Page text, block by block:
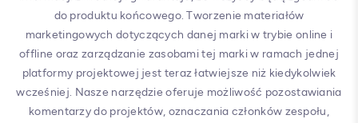
do produktu końcowego. Tworzenie materiałów
marketingowych dotyczących danej marki w trybie online i
offline oraz zarządzanie zasobami tej marki w ramach jednej
platformy projektowej jest teraz łatwiejsze niż kiedykolwiek
wcześniej. Nasze narzędzie oferuje możliwość pozostawiania
komentarzy do projektów, oznaczania członków zespołu,